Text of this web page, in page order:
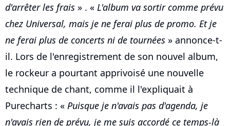
d'arrêter les frais » . « L'album va sortir comme prévu
chez Universal, mais je ne ferai plus de promo. Et je
ne ferai plus de concerts ni de tournées » annonce-t-
il. Lors de l'enregistrement de son nouvel album,
le rockeur a pourtant apprivoisé une nouvelle
technique de chant, comme il l'expliquait à
Purecharts : « Puisque je n'avais pas d'agenda, je
n'avais rien de prévu, je me suis accordé ce temps-là